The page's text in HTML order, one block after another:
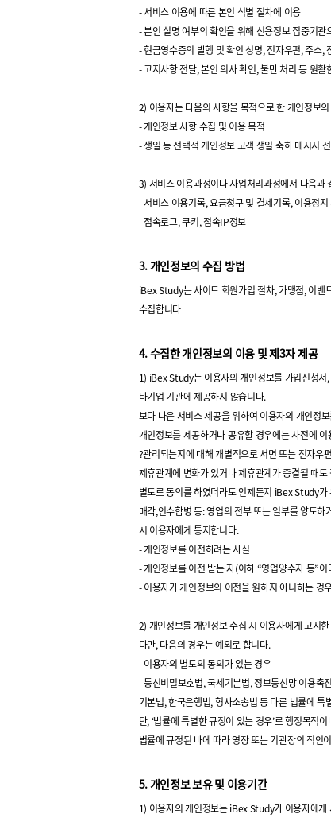
- 서비스 이용에 따른 본인 식별 절차에 이용
- 본인 실명 여부의 확인을 위해 신용정보 집중기관
- 현금영수증의 발행 및 확인 성명, 전자우편, 주소,
- 고지사항 전달, 본인 의사 확인, 불만 처리 등 원
2) 이용자는 다음의 사항을 목적으로 한 개인정보
- 개인정보 사항 수집 및 이용 목적
- 생일 등 선택적 개인정보 고객 생일 축하 메시지
3) 서비스 이용과정이나 사업처리과정에서 다음과
- 서비스 이용기록, 요금청구 및 결제기록, 이용정
- 접속로그, 쿠키, 접속IP정보
3. 개인정보의 수집 방법
iBex Study는 사이트 회원가입 절차, 가맹점, 이벤
수집합니다
4. 수집한 개인정보의 이용 및 제3자 제공
1) iBex Study는 이용자의 개인정보를 가입신청
타기업 기관에 제공하지 않습니다.
보다 나은 서비스 제공을 위하여 이용자의 개인정
개인정보를 제공하거나 공유할 경우에는 사전에
?관리되는지에 대해 개별적으로 서면 또는 전자우
제휴관계에 변화가 있거나 제휴관계가 종결될 때
별도로 동의를 하였더라도 언제든지 iBex Study
매각,인수합병 등: 영업의 전부 또는 일부를 양도
시 이용자에게 통지합니다.
- 개인정보를 이전하려는 사실
- 개인정보를 이전 받는 자(이하 “영업양수자 등”
- 이용자가 개인정보의 이전을 원하지 아니하는 경
2) 개인정보를 개인정보 수집 시 이용자에게 고지
다만, 다음의 경우는 예외로 합니다.
- 이용자의 별도의 동의가 있는 경우
- 통신비밀보호법, 국세기본법, 정보통신망 이용촉
기본법, 한국은행법, 형사소송법 등 다른 법률에 특
단, ‘법률에 특별한 규정이 있는 경우’로 행정목적
법률에 규정된 바에 따라 영장 또는 기관장의 직인
5. 개인정보 보유 및 이용기간
1) 이용자의 개인정보는 iBex Study가 이용자에